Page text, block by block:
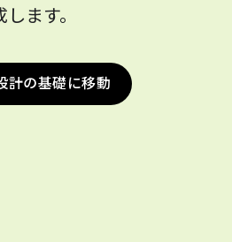
ます。
計の基礎に移動